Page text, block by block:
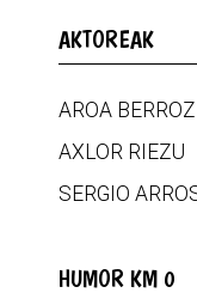
AKTOREAK
AROA
AXLOR RIEZU
SERGIO
HUMOR KM 0